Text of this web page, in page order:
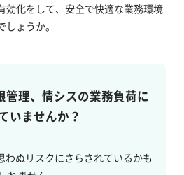
効化をして、安全で快適な業務環境
ょうか。
理、情シスの業務負荷に
いませんか？
ぬリスクにさらされているかも